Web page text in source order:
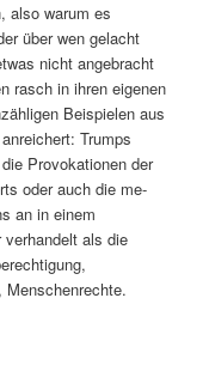
also warum es
über wen gelacht
nicht angebracht
rasch in ihren eigenen
Beispielen aus
Trumps
Provokationen der
oder auch die me-
an in einem
als die
Menschenrechte.